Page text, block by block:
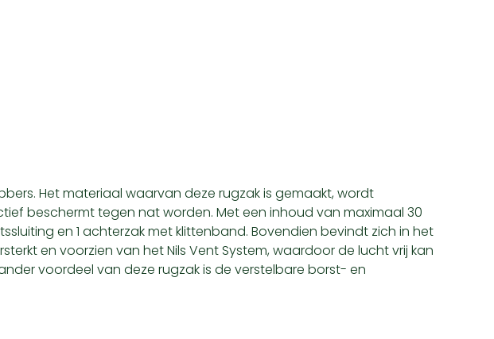
Het materiaal waarvan deze rugzak is gemaakt, wordt
beschermt tegen nat worden. Met een inhoud van maximaal 30
en 1 achterzak met klittenband. Bovendien bevindt zich in het
en voorzien van het Nils Vent System, waardoor de lucht vrij kan
voordeel van deze rugzak is de verstelbare borst- en